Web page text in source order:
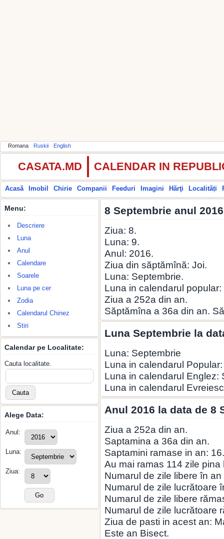
Romana Ruskii English
CASATA.MD CALENDAR IN
Acasă Imobil Chirie Companii Feeduri Imagini Hărţi Localități
Menu:
Descriere
Luna
Anul
Calendare
Soarele
Luna pe cer
Zodia
Calendarul Chinez
Stiri
Calendar pe Localitate:
Cauta localitate.
Alege Data:
Anul:
Luna:
Ziua:
8 Septembrie anul
Ziua: 8.
Luna: 9.
Anul: 2016.
Ziua din săptămînă: Joi.
Luna: Septembrie.
Luna in calendarul
Ziua a 252a din an.
Săptămîna a 36a din an.
Luna Septembrie la
Luna: Septembrie
Luna in calendarul
Luna in calendarul Englez:
Luna in calendarul
Anul 2016 la data de 8
Ziua a 252a din an.
Saptamina a 36a din an.
Saptamini ramase in an: 16.
Au mai ramas 114 zile pina
Numarul de zile libere în
Numarul de zile lucrătoare
Numarul de zile libere
Numarul de zile lucrătoare
Ziua de pasti in acest an:
Este an Bisect.